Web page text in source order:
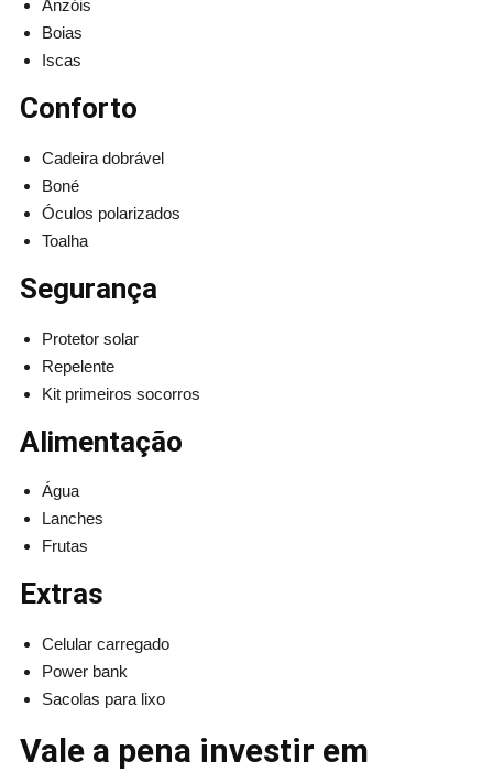
Anzóis
Boias
Iscas
Conforto
Cadeira dobrável
Boné
Óculos polarizados
Toalha
Segurança
Protetor solar
Repelente
Kit primeiros socorros
Alimentação
Água
Lanches
Frutas
Extras
Celular carregado
Power bank
Sacolas para lixo
Vale a pena investir em